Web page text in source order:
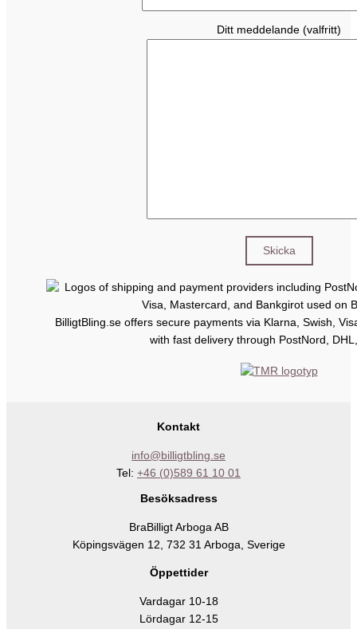
Ditt meddelande (valfritt)
BilligtBling.se offers secure payments via Klarna, Swish,
with fast delivery through PostNord,
Kontakt
info@billigtbling.se
Tel: +46 (0)589 61 10 01
Besöksadress
BraBilligt Arboga AB
Köpingsvägen 12, 732 31 Arboga, Sverige
Öppettider
Vardagar 10-18
Lördagar 12-15